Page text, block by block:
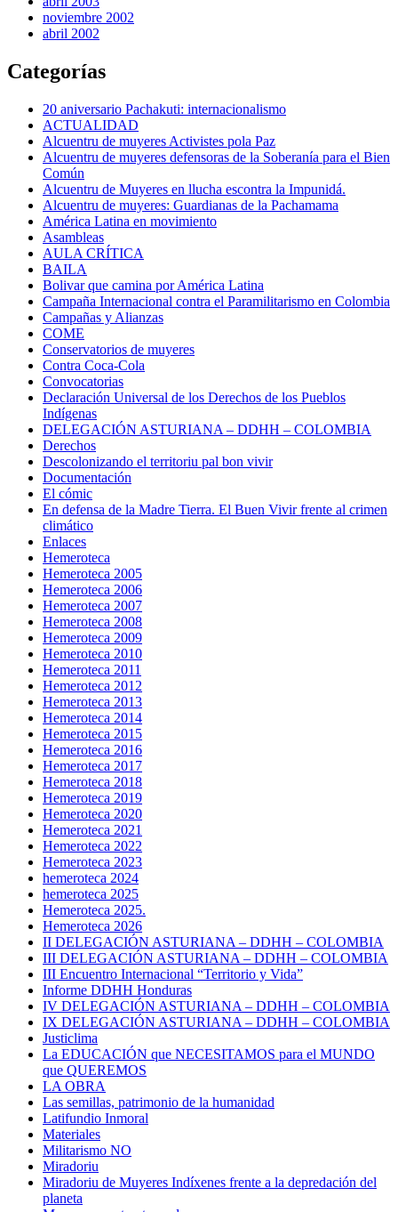
noviembre 2002
abril 2002
Categorías
20 aniversario Pachakuti: internacionalismo
ACTUALIDAD
Alcuentru de muyeres Activistes pola Paz
Alcuentru de muyeres defensoras de la Soberanía para el Bien
Común
Alcuentru de Muyeres en llucha escontra la Impunidá.
Alcuentru de muyeres: Guardianas de la Pachamama
América Latina en movimiento
Asambleas
AULA CRÍTICA
BAILA
Bolivar que camina por América Latina
Campaña Internacional contra el Paramilitarismo en Colombia
Campañas y Alianzas
COME
Conservatorios de muyeres
Contra Coca-Cola
Convocatorias
Declaración Universal de los Derechos de los Pueblos
Indígenas
DELEGACIÓN ASTURIANA – DDHH – COLOMBIA
Derechos
Descolonizando el territoriu pal bon vivir
Documentación
El cómic
En defensa de la Madre Tierra. El Buen Vivir frente al crimen
climático
Enlaces
Hemeroteca
Hemeroteca 2005
Hemeroteca 2006
Hemeroteca 2007
Hemeroteca 2008
Hemeroteca 2009
Hemeroteca 2010
Hemeroteca 2011
Hemeroteca 2012
Hemeroteca 2013
Hemeroteca 2014
Hemeroteca 2015
Hemeroteca 2016
Hemeroteca 2017
Hemeroteca 2018
Hemeroteca 2019
Hemeroteca 2020
Hemeroteca 2021
Hemeroteca 2022
Hemeroteca 2023
hemeroteca 2024
hemeroteca 2025
Hemeroteca 2025.
Hemeroteca 2026
II DELEGACIÓN ASTURIANA – DDHH – COLOMBIA
III DELEGACIÓN ASTURIANA – DDHH – COLOMBIA
III Encuentro Internacional “Territorio y Vida”
Informe DDHH Honduras
IV DELEGACIÓN ASTURIANA – DDHH – COLOMBIA
IX DELEGACIÓN ASTURIANA – DDHH – COLOMBIA
Justiclima
La EDUCACIÓN que NECESITAMOS para el MUNDO
que QUEREMOS
LA OBRA
Las semillas, patrimonio de la humanidad
Latifundio Inmoral
Materiales
Militarismo NO
Miradoriu
Miradoriu de Muyeres Indíxenes frente a la depredación del
planeta